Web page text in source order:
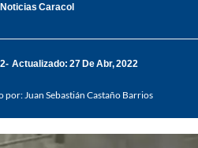
Noticias Caracol
Actualizado: 27 De Abr, 2022
por: Juan Sebastián Castaño Barrios